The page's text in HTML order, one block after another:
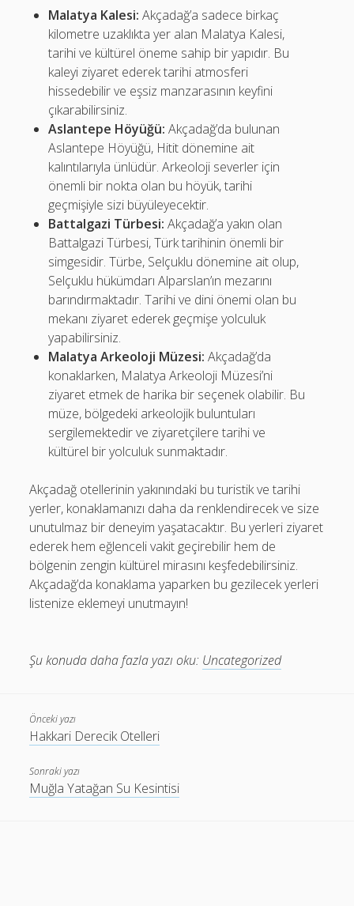
Malatya Kalesi: Akçadağ’a sadece birkaç
kilometre uzaklıkta yer alan Malatya Kalesi,
tarihi ve kültürel öneme sahip bir yapıdır. Bu
kaleyi ziyaret ederek tarihi atmosferi
hissedebilir ve eşsiz manzarasının keyfini
çıkarabilirsiniz.
Aslantepe Höyüğü: Akçadağ’da bulunan
Aslantepe Höyüğü, Hitit dönemine ait
kalıntılarıyla ünlüdür. Arkeoloji severler için
önemli bir nokta olan bu höyük, tarihi
geçmişiyle sizi büyüleyecektir.
Battalgazi Türbesi: Akçadağ’a yakın olan
Battalgazi Türbesi, Türk tarihinin önemli bir
simgesidir. Türbe, Selçuklu dönemine ait olup,
Selçuklu hükümdarı Alparslan’ın mezarını
barındırmaktadır. Tarihi ve dini önemi olan bu
mekanı ziyaret ederek geçmişe yolculuk
yapabilirsiniz.
Malatya Arkeoloji Müzesi: Akçadağ’da
konaklarken, Malatya Arkeoloji Müzesi’ni
ziyaret etmek de harika bir seçenek olabilir. Bu
müze, bölgedeki arkeolojik buluntuları
sergilemektedir ve ziyaretçilere tarihi ve
kültürel bir yolculuk sunmaktadır.
Akçadağ otellerinin yakınındaki bu turistik ve tarihi
yerler, konaklamanızı daha da renklendirecek ve size
unutulmaz bir deneyim yaşatacaktır. Bu yerleri ziyaret
ederek hem eğlenceli vakit geçirebilir hem de
bölgenin zengin kültürel mirasını keşfedebilirsiniz.
Akçadağ’da konaklama yaparken bu gezilecek yerleri
listenize eklemeyi unutmayın!
Şu konuda daha fazla yazı oku: Uncategorized
Önceki yazı
Hakkari Derecik Otelleri
Sonraki yazı
Muğla Yatağan Su Kesintisi